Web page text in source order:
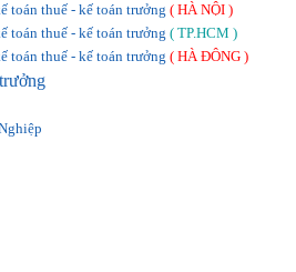
toán thuế - kế toán trưởng ( HÀ NỘI )
toán thuế - kế toán trưởng ( TP.HCM )
toán thuế - kế toán trưởng ( HÀ ĐÔNG )